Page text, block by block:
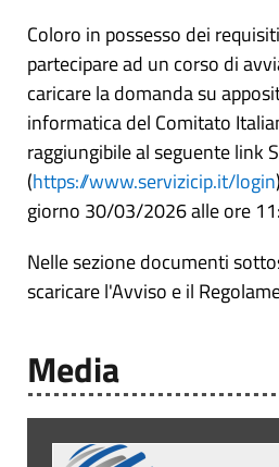
Coloro in possesso dei
partecipare ad un corso di
caricare la domanda su
informatica del Comitato
raggiungibile al seguente link
(https://www.servizicip.it/login
giorno 30/03/2026 alle ore
Nelle sezione documenti
scaricare l'Avviso e il
Media